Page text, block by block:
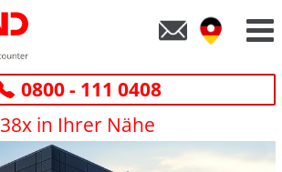
0800 - 111 0408
38x in Ihrer Nähe